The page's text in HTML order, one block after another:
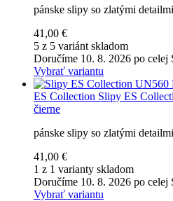
pánske slipy so zlatými detailmi
41,00 €
5 z 5 variánt skladom
Doručíme 10. 8. 2026 po celej
Vybrať variantu
ES Collection Slipy ES
čierne
pánske slipy so zlatými detailmi
41,00 €
1 z 1 varianty skladom
Doručíme 10. 8. 2026 po celej
Vybrať variantu